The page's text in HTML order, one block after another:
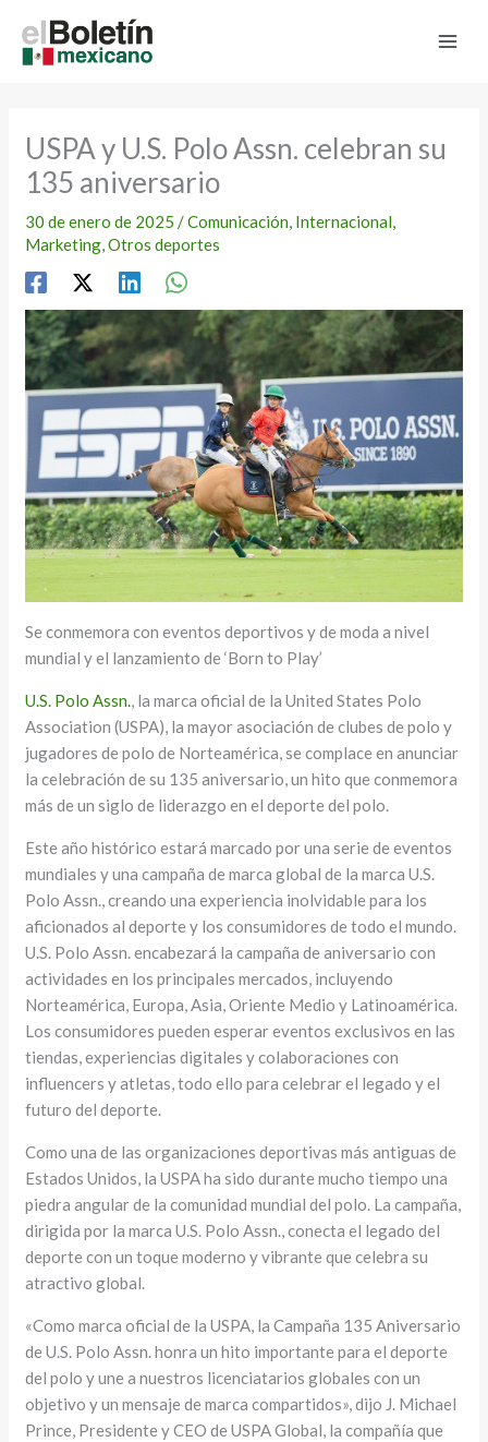
contenido
USPA y U.S. Polo Assn. celebran su
135 aniversario
30 de enero de 2025/Comunicación, Internacional,
Marketing,Otros deportes
Se conmemora con eventos deportivos y de moda a nivel
mundial y el lanzamiento de ‘Born to Play’
U.S. Polo Assn., la marca oficial de la United States Polo
Association (USPA), la mayor asociación de clubes de polo y
jugadores de polo de Norteamérica, se complace en anunciar
la celebración de su 135 aniversario, un hito que conmemora
más de un siglo de liderazgo en el deporte del polo.
Este año histórico estará marcado por una serie de eventos
mundiales y una campaña de marca global de la marca U.S.
Polo Assn., creando una experiencia inolvidable para los
aficionados al deporte y los consumidores de todo el mundo.
U.S. Polo Assn. encabezará la campaña de aniversario con
actividades en los principales mercados, incluyendo
Norteamérica, Europa, Asia, Oriente Medio y Latinoamérica.
Los consumidores pueden esperar eventos exclusivos en las
tiendas, experiencias digitales y colaboraciones con
influencers y atletas, todo ello para celebrar el legado y el
futuro del deporte.
Como una de las organizaciones deportivas más antiguas de
Estados Unidos, la USPA ha sido durante mucho tiempo una
piedra angular de la comunidad mundial del polo. La campaña,
dirigida por la marca U.S. Polo Assn., conecta el legado del
deporte con un toque moderno y vibrante que celebra su
atractivo global.
«Como marca oficial de la USPA, la Campaña 135 Aniversario
de U.S. Polo Assn. honra un hito importante para el deporte
del polo y une a nuestros licenciatarios globales con un
objetivo y un mensaje de marca compartidos», dijo J. Michael
Prince, Presidente y CEO de USPA Global, la compañía que